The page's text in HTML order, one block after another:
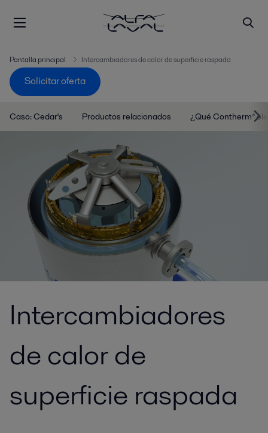
Pantalla principal Intercambiadores de calor de superficie raspada
Solicitar oferta
Caso: Cedar's Productos relacionados ¿Qué Contherm®
Intercambiadores
de calor de
superficie raspada